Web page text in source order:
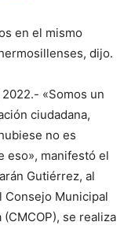
en el mismo
dijo.
«Somos un
ciudadana,
no es
eso», manifestó el
Gutiérrez, al
Consejo Municipal
se realiza